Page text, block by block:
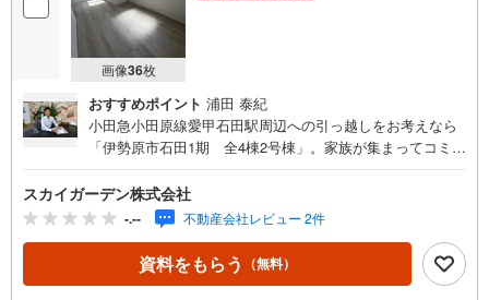
画像36枚
おすすめポイント 浦田 泰紀
小田急小田原線愛甲石田駅周辺への引っ越しをお考えなら
「伊勢原市石田1期 全4棟2号棟」。家族が集まってコミュ
なっております。きれい好きな方など幅広い層の方にお勧
めの新築戸建て物件で清々しい新生活を。きれいで使い勝
手の良いシステムキッチン付きの物件になります。幅広い
方にお勧めしたい高ニーズな3LDKの物件です。トイレが2
ヶ所にあるので複数人でも快適に暮らせます。今回紹介す
スカイガーデン株式会社
-.-- 不動産会社レビュー 2件
資料をもらう （無料）